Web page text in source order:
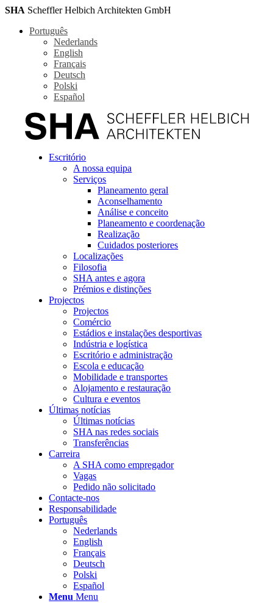
SHA Scheffler Helbich Architekten GmbH
Português
Nederlands
English
Français
Deutsch
Polski
Español
Escritório
A nossa equipa
Serviços
Planeamento geral
Aconselhamento
Análise e conceito
Planeamento e coordenação
Realização
Cuidados posteriores
Localizações
Filosofia
SHA antes e agora
Prémios e distinções
Projectos
Projectos
Comércio
Estádios e instalações desportivas
Indústria e logística
Escritório e administração
Escola e educação
Mobilidade e transportes
Alojamento e restauração
Cultura e eventos
Últimas notícias
Últimas notícias
SHA nas redes sociais
Transferências
Carreira
A SHA como empregador
Vagas
Pedido não solicitado
Contacte-nos
Responsabilidade
Português
Nederlands
English
Français
Deutsch
Polski
Español
Menu Menu